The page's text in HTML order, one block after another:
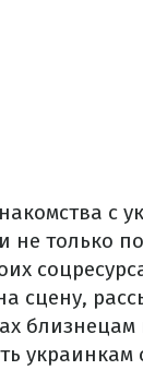
с
не только
сцену,
близнецам
украинкам